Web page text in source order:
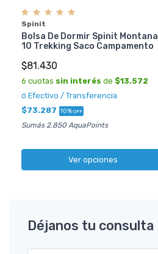
Spinit
Bolsa De Dormir Spinit Montana
10 Trekking Saco Campamento
$81.430
6 cuotas sin interés de $13.572
ó Efectivo / Transferencia
$73.287 10% OFF
Sumás 2.850 AquaPoints
Ver opciones
Déjanos tu consulta